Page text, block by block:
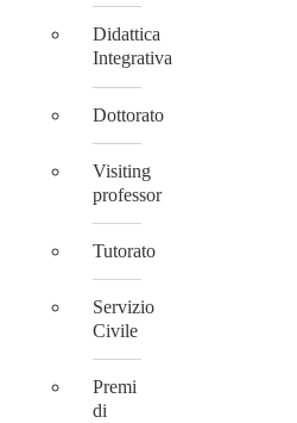
Didattica
Integrativa
Dottorato
Visiting
professor
Tutorato
Servizio
Civile
Premi
di